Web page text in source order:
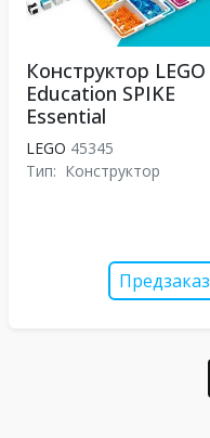
Конструктор LEGO
Education SPIKE
Essential
LEGO 45345
Тип: Конструктор
Предзаказ